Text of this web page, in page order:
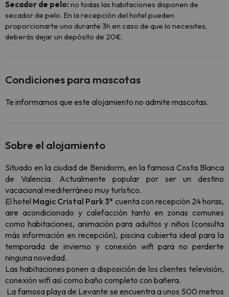
Secador de pelo:no todas las habitaciones disponen de
secador de pelo. En la recepción del hotel pueden
proporcionarte uno durante 3h en caso de que lo necesites,
deberás dejar un depósito de 20€.
Condiciones para mascotas
Te informamos que este alojamiento no admite mascotas.
Sobre el alojamiento
Situado en la ciudad de Benidorm, en la famosa Costa Blanca
de Valencia. Actualmente popular por ser un destino
vacacional mediterráneo muy turístico.
El hotel Magic Cristal Park 3* cuenta con recepción 24 horas,
aire acondicionado y calefacción tanto en zonas comunes
como habitaciones, animación para adultos y niños (consulta
más información en recepción), piscina cubierta ideal para la
temporada de invierno y conexión wifi para no perderte
ninguna novedad.
Las habitaciones ponen a disposición de los clientes televisión,
conexión wifi así como baño completo con bañera.
La famosa playa de Levante se encuentra a unos 500 metros